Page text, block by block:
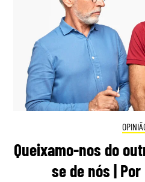
Queixamo-nos do
se de nós |